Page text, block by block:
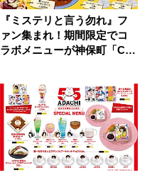
『ミステリと言う勿れ』フ
ァン集まれ！期間限定でコ
ラボメニューが神保町「Caf